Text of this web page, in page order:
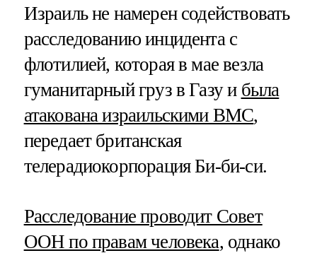
Израиль не намерен содействовать
расследованию инцидента с
флотилией, которая в мае везла
гуманитарный груз в Газу и была
атакована израильскими ВМС,
передает британская
телерадиокорпорация Би-би-си.
Расследование проводит Совет
ООН по правам человека, однако